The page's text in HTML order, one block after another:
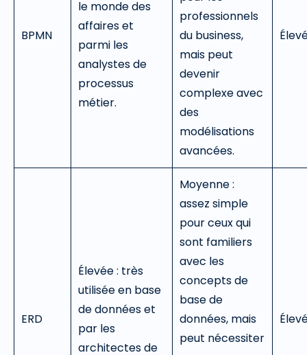
BPMN
le monde des
affaires et
parmi les
analystes de
processus
métier.
professionnels
du business,
mais peut
devenir
complexe avec
des
modélisations
avancées.
ERD
Élevée : très
utilisée en base
de données et
par les
architectes de
Moyenne :
assez simple
pour ceux qui
sont familiers
avec les
concepts de
base de
données, mais
peut nécessiter